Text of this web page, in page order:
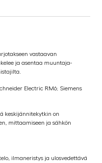
vastaavan
ja asentaa muuntaja-
Electric RM6; Siemens
keskijännitekytkin on
mittaamiseen ja sähkön
ilmaneristys ja ulosvedettävä